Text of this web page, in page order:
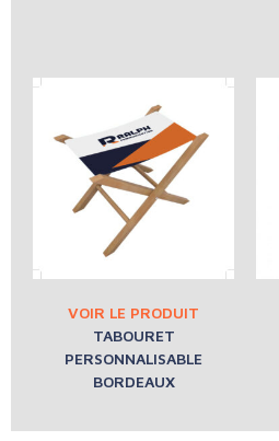
TABOURET
PERSONNALISABLE
BORDEAUX